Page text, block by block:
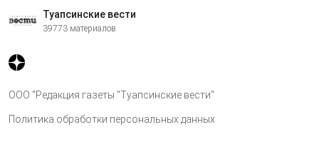
Туапсинские вести
39773 материалов
ООО "Редакция газеты "Туапсинские вести"
Политика обработки персональных данных